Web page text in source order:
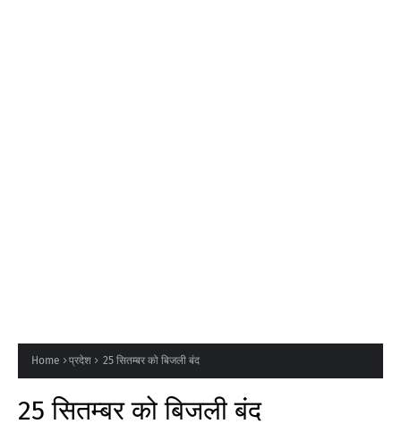
Home प्रदेश 25 सितम्बर को बिजली बंद
25 सितम्बर को बिजली बंद